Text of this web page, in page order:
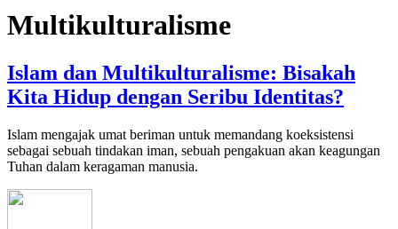
Multikulturalisme
Islam dan Multikulturalisme: Bisakah
Kita Hidup dengan Seribu Identitas?
Islam mengajak umat beriman untuk memandang koeksistensi
sebagai sebuah tindakan iman, sebuah pengakuan akan keagungan
Tuhan dalam keragaman manusia.